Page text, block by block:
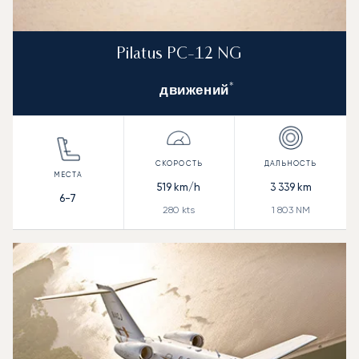
Pilatus PC-12 NG
движений*
6-7
519 km/h
280 kts
3 339km
1 803NM